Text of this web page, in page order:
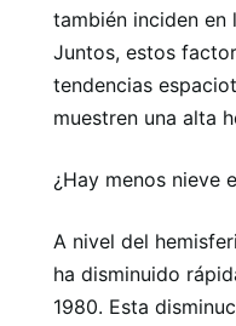
también inciden en
Juntos, estos
tendencias
muestren una alta
¿Hay menos nieve
A nivel del
ha disminuido
1980. Esta